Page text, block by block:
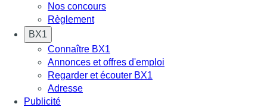
Nos concours
Règlement
BX1
Connaître BX1
Annonces et offres d'emploi
Regarder et écouter BX1
Adresse
Publicité